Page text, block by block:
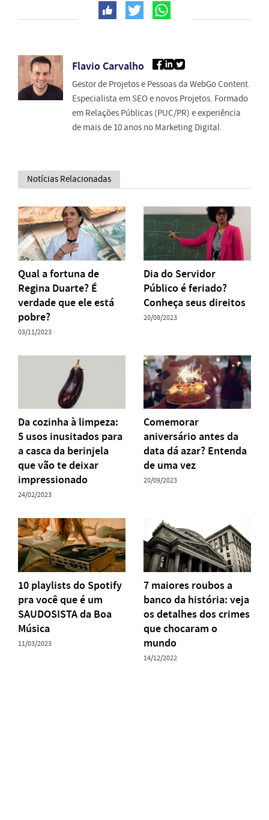
Flavio Carvalho
Gestor de Projetos e Pessoas da WebGo Content.
Especialista em SEO e novos Projetos. Formado
em Relações Públicas (PUC/PR) e experiência
de mais de 10 anos no Marketing Digital.
Notícias Relacionadas
Qual a fortuna de
Regina Duarte? É
verdade que ele está
pobre?
03/11/2023
Dia do Servidor
Público é feriado?
Conheça seus direitos
20/08/2023
Da cozinha à limpeza:
5 usos inusitados para
a casca da berinjela
que vão te deixar
impressionado
24/02/2023
Comemorar
aniversário antes da
data dá azar? Entenda
de uma vez
20/09/2023
10 playlists do Spotify
pra você que é um
SAUDOSISTA da Boa
Música
11/03/2023
7 maiores roubos a
banco da história: veja
os detalhes dos crimes
que chocaram o
mundo
14/12/2022